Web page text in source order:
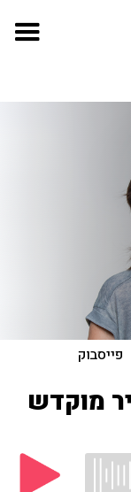
פייסבוק
מוקדש